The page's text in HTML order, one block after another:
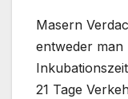
Masern
entweder man
21 Tage